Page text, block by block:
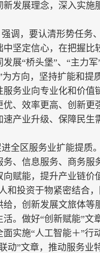
发展理念，深入实施
调，要认清形势任务
坚定信心，在把握比
展“桥头堡”、“主力军
方向，坚持扩能和提
务业向专业化和价值
、效率更高、创新更
产业升级、保障民生
全区服务业扩能提质
、信息服务、商务服
赋能，提升产业链价
和投资于物紧密结合
，创新发展文旅体等
。做好“创新赋能”文
实施“人工智能＋”行
动”文章，推动服务业